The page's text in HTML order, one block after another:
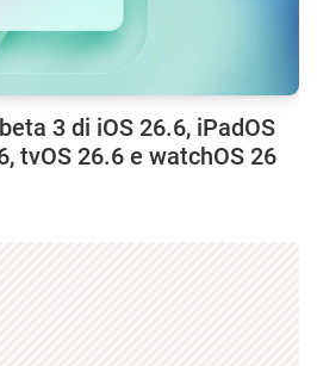
3 di iOS 26.6, iPadOS
tvOS 26.6 e watchOS 26